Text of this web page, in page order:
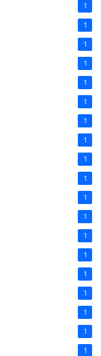
1
1
1
1
1
1
1
1
1
1
1
1
1
1
1
1
1
1
1